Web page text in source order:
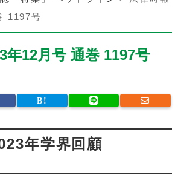
1197号
年12月号 通巻 1197号
年学界回顧